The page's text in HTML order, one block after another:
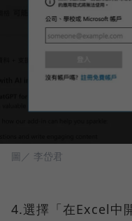
圖／ 李岱君
4.選擇「在Excel中